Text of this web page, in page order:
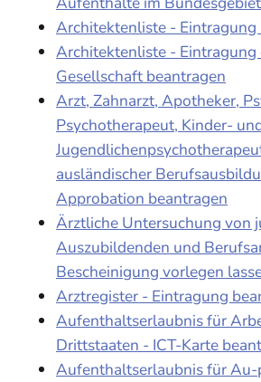
Architektenliste - Eintragung
Architektenliste - Eintragung
Gesellschaft beantragen
Arzt, Zahnarzt, Apotheker,
Psychotherapeut, Kinder-
ausländischer
Approbation beantragen
Ärztliche Untersuchung von
Auszubildenden und
Bescheinigung vorlegen
Arztregister - Eintragung
Aufenthaltserlaubnis für
Drittstaaten - ICT-Karte
Aufenthaltserlaubnis für